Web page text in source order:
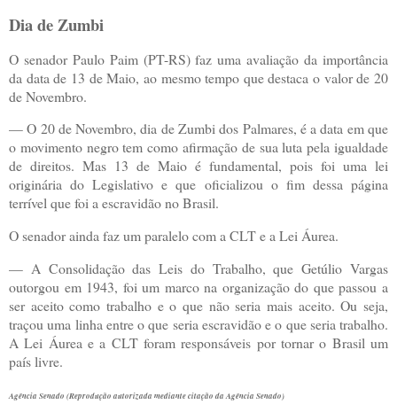
Dia de Zumbi
O senador Paulo Paim (PT-RS) faz uma avaliação da importância
da data de 13 de Maio, ao mesmo tempo que destaca o valor de 20
de Novembro.
— O 20 de Novembro, dia de Zumbi dos Palmares, é a data em que
o movimento negro tem como afirmação de sua luta pela igualdade
de direitos. Mas 13 de Maio é fundamental, pois foi uma lei
originária do Legislativo e que oficializou o fim dessa página
terrível que foi a escravidão no Brasil.
O senador ainda faz um paralelo com a CLT e a Lei Áurea.
— A Consolidação das Leis do Trabalho, que Getúlio Vargas
outorgou em 1943, foi um marco na organização do que passou a
ser aceito como trabalho e o que não seria mais aceito. Ou seja,
traçou uma linha entre o que seria escravidão e o que seria trabalho.
A Lei Áurea e a CLT foram responsáveis por tornar o Brasil um
país livre.
Agência Senado (Reprodução autorizada mediante citação da Agência Senado)